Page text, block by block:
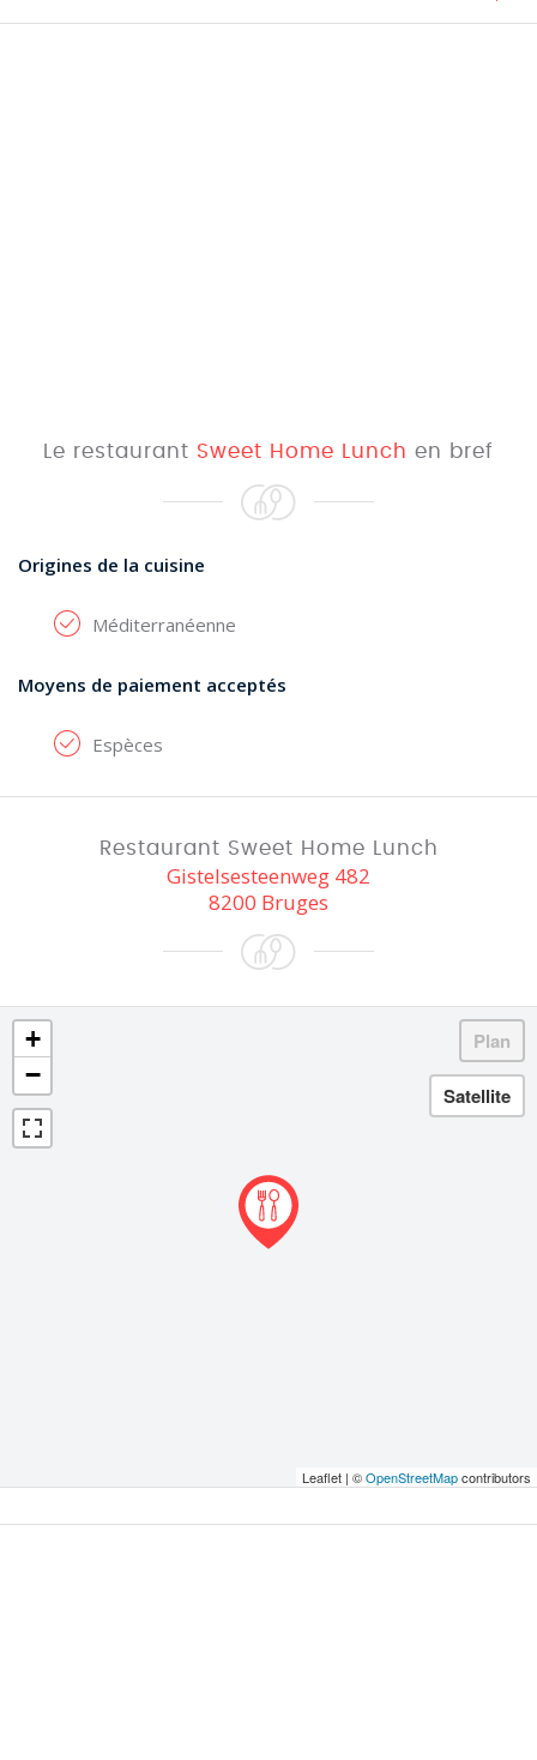
Le restaurant Sweet Home Lunch en bref
Origines de la cuisine
Méditerranéenne
Moyens de paiement acceptés
Espèces
Restaurant Sweet Home Lunch
Gistelsesteenweg 482
8200 Bruges
+
−
Leaflet | ©OpenStreetMapcontributors